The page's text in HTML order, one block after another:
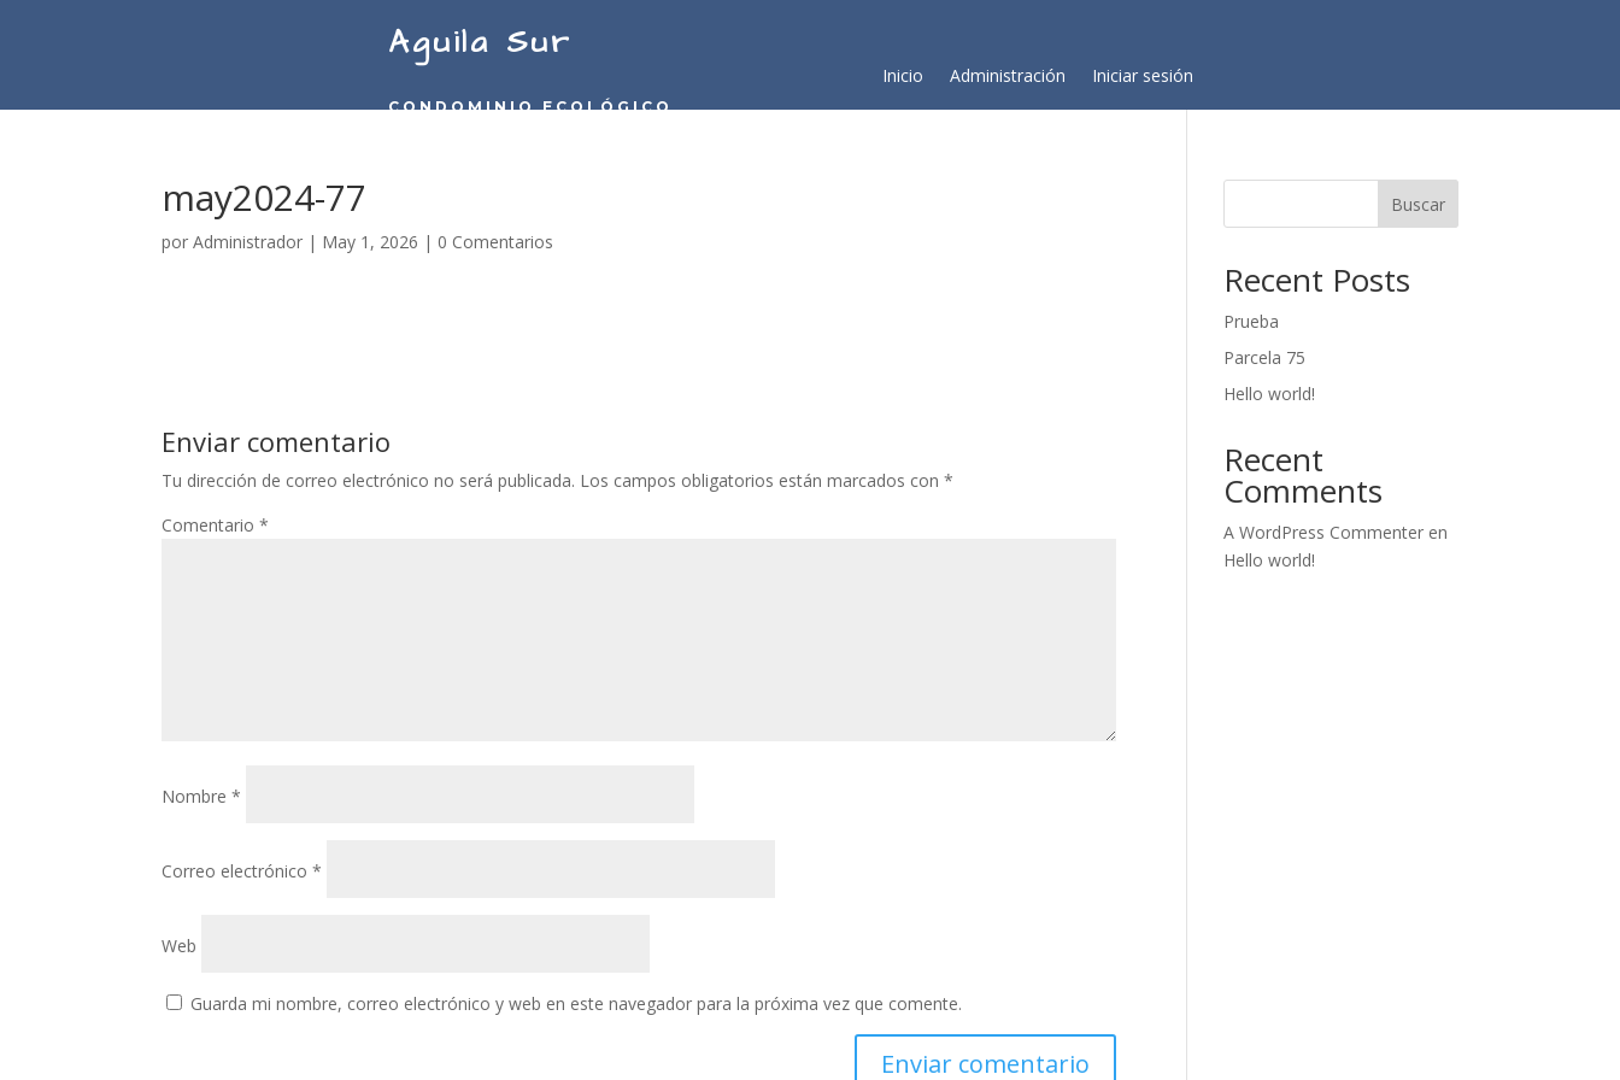
Aguila Sur
CONDOMINIO ECOLÓGICO
Inicio Administración Iniciar sesión
may2024-77
porAdministrador | May 1, 2026 | 0 Comentarios
Enviar comentario
Tu dirección de correo electrónico no será publicada. Los campos obligatorios están marcados con*
Comentario*
Nombre*
Correo electrónico*
Web
Guarda mi nombre, correo electrónico y web en este navegador para la próxima vez que comente.
Buscar
Recent Posts
Prueba
Parcela 75
Hello world!
Recent
Comments
A WordPress Commenter en
Hello world!